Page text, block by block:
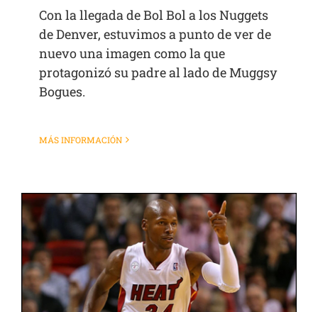
Con la llegada de Bol Bol a los Nuggets
de Denver, estuvimos a punto de ver de
nuevo una imagen como la que
protagonizó su padre al lado de Muggsy
Bogues.
MÁS INFORMACIÓN